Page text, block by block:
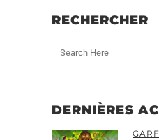
RECHERCHER
DERNIÈRES